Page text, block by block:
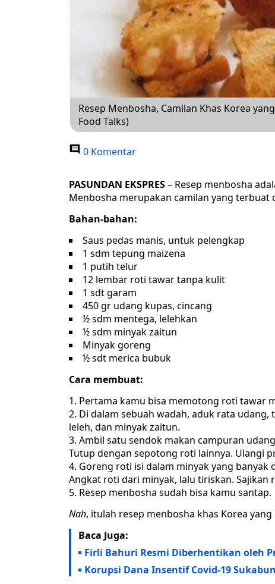
Resep Menbosha, Camilan Khas Korea
Food Talks)
0 Komentar
PASUNDAN EKSPRES– Resep menbosha
Menbosha merupakan camilan yang terbuat
Bahan-bahan:
Saus pedas manis, untuk pelengkap
1 sdm tepung maizena
1 putih telur
12 lembar roti tawar tanpa kulit
1 sdt garam
450 gr udang kupas, cincang
½ sdm mentega, lelehkan
½ sdm minyak zaitun
Minyak goreng
½ sdt merica bubuk
Cara membuat:
Pertama kamu bisa memotong roti tawar
Di dalam sebuah wadah, aduk rata
leleh, dan minyak zaitun.
Ambil satu sendok makan campuran
Tutup dengan sepotong roti lainnya. Ulangi
Goreng roti isi dalam minyak yang
Angkat roti dari minyak, lalu tiriskan. Sajikan
Resep menbosha sudah bisa kamu santap.
Nah, itulah resep menbosha khas Korea
Baca Juga:
Firli Bahuri Resmi Diberhentikan oleh
Korupsi Dana Insentif Covid-19